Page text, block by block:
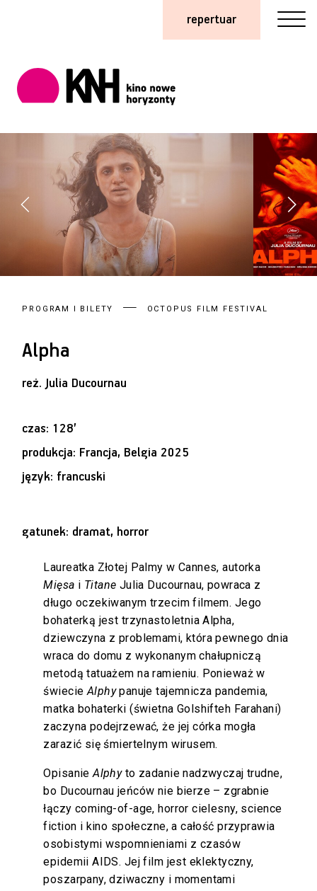
repertuar
PROGRAM I BILETY OCTOPUS FILM FESTIVAL
Alpha
reż.Julia Ducournau
czas: 128’
produkcja: Francja, Belgia 2025
język: francuski
gatunek: dramat, horror
Laureatka Złotej Palmy w Cannes, autorka
Mięsa i Titane Julia Ducournau, powraca z
długo oczekiwanym trzecim filmem. Jego
bohaterką jest trzynastoletnia Alpha,
dziewczyna z problemami, która pewnego dnia
wraca do domu z wykonanym chałupniczą
metodą tatuażem na ramieniu. Ponieważ w
świecieAlphypanuje tajemnicza pandemia,
matka bohaterki (świetna Golshifteh Farahani)
zaczyna podejrzewać, że jej córka mogła
zarazić się śmiertelnym wirusem.
OpisanieAlphyto zadanie nadzwyczaj trudne,
bo Ducournau jeńców nie bierze – zgrabnie
łączy coming-of-age, horror cielesny, science
fiction i kino społeczne, a całość przyprawia
osobistymi wspomnieniami z czasów
epidemii AIDS. Jej film jest eklektyczny,
poszarpany, dziwaczny i momentami